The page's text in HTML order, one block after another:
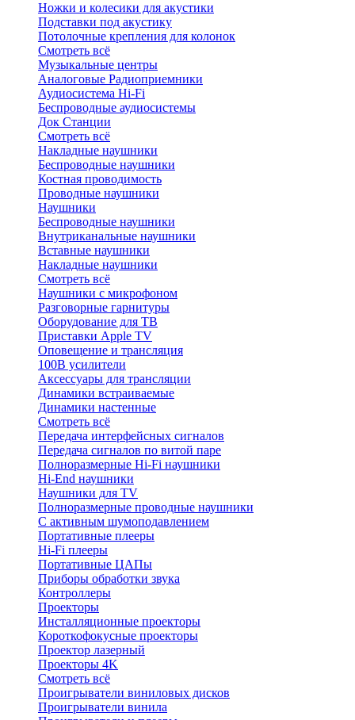
Ножки и колесики для акустики
Подставки под акустику
Потолочные крепления для колонок
Смотреть всё
Музыкальные центры
Аналоговые Радиоприемники
Аудиосистема Hi-Fi
Беспроводные аудиосистемы
Док Станции
Смотреть всё
Накладные наушники
Беспроводные наушники
Костная проводимость
Проводные наушники
Наушники
Беспроводные наушники
Внутриканальные наушники
Вставные наушники
Накладные наушники
Смотреть всё
Наушники с микрофоном
Разговорные гарнитуры
Оборудование для ТВ
Приставки Apple TV
Оповещение и трансляция
100В усилители
Аксессуары для трансляции
Динамики встраиваемые
Динамики настенные
Смотреть всё
Передача интерфейсных сигналов
Передача сигналов по витой паре
Полноразмерные Hi-Fi наушники
Hi-End наушники
Наушники для TV
Полноразмерные проводные наушники
С активным шумоподавлением
Портативные плееры
Hi-Fi плееры
Портативные ЦАПы
Приборы обработки звука
Контроллеры
Проекторы
Инсталляционные проекторы
Короткофокусные проекторы
Проектор лазерный
Проекторы 4K
Смотреть всё
Проигрыватели виниловых дисков
Проигрыватели винила